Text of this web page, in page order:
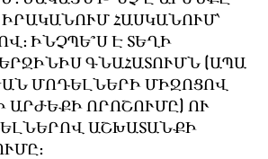
ՀԱՍԿԱՆՈՒՄ՝
ԻՆՉՊԵ՞Ս Է ՏԵՂԻ
ԳՆԱՀԱՏՈՒՄՆ (ԱՊԱ
ՄՈԴԵԼՆԵՐԻ ՄԻՋՈՑՈՎ
ԱՐԺԵՔԻ ՈՐՈՇՈՒՄԸ) ՈՒ
ԱՇԽԱՏԱՆՔԻ